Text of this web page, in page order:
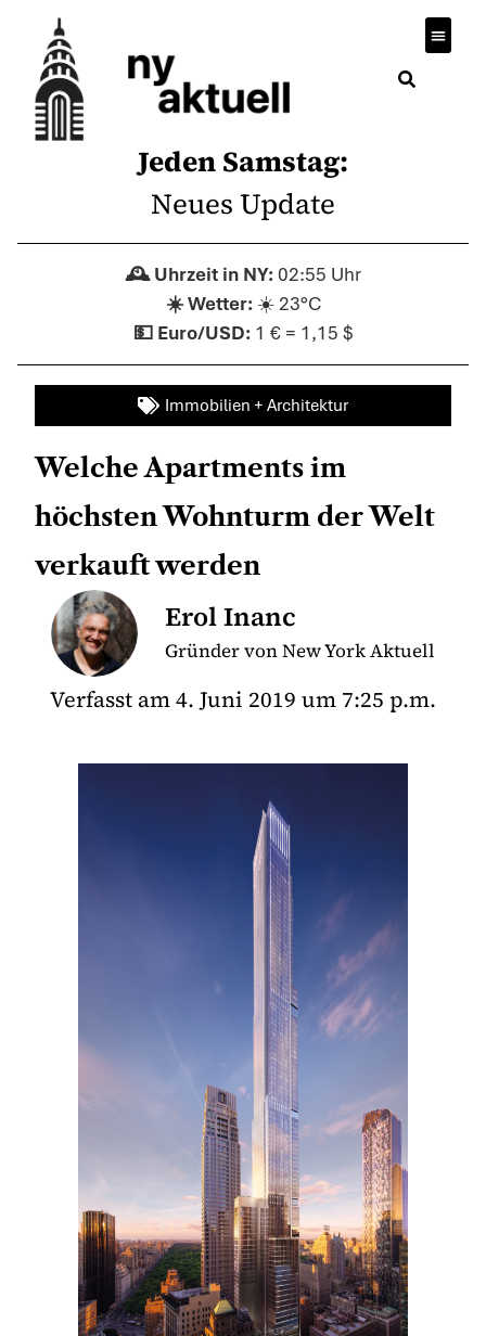
Jeden Samstag:
Neues Update
02:55 Uhr
☀️ 23°C
1 € = 1,15 $
Immobilien + Architektur
Welche Apartments im
höchsten Wohnturm der Welt
verkauft werden
Erol Inanc
Gründer von New York Aktuell
Verfasst am4. Juni 2019 um 7:25 p.m.